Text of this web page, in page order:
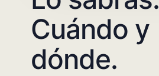
Cuándo y
dónde.